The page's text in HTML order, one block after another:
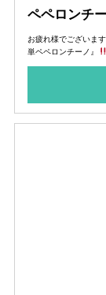
ペペロンチ
お疲れ様でございま
単ペペロンチーノ』